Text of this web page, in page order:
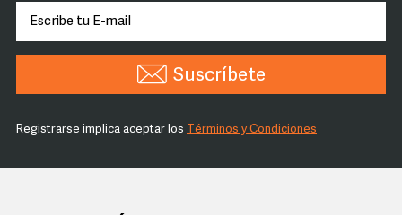
Suscríbete
Registrarse implica aceptar los Términos y Condiciones